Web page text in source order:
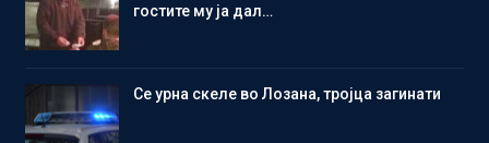
гостите му ја дал…
Се урна скеле во Лозана, тројца загинати